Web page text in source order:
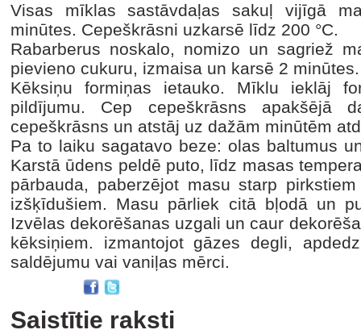
Visas mīklas sastāvdaļas sakuļ vijīgā
minūtes. Cepeškrāsni uzkarsē līdz 200 °C.
Rabarberus noskalo, nomizo un sagriež
pievieno cukuru, izmaisa un karsē 2
Kēksiņu formiņas ietauko. Mīklu ieklāj
pildījumu. Cep cepeškrāsns apakšējā
cepeškrāsns un atstāj uz dažām minūtēm
Pa to laiku sagatavo beze: olas baltumus
Karstā ūdens peldē puto, līdz masas
pārbauda, paberzējot masu starp
izšķīdušiem. Masu pārliek citā bļodā un
Izvēlas dekorēšanas uzgali un caur
kēksiņiem. izmantojot gāzes degli,
saldējumu vai vaniļas mērci.
Saistītie raksti